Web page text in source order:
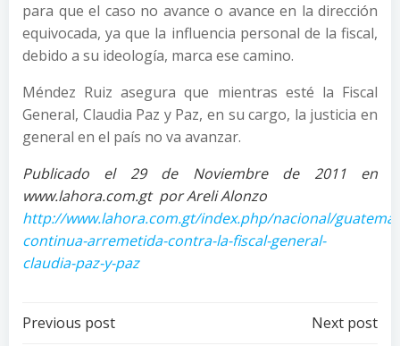
para que el caso no avance o avance en la dirección
equivocada, ya que la influencia personal de la fiscal,
debido a su ideologí­a, marca ese camino.
Méndez Ruiz asegura que mientras esté la Fiscal
General, Claudia Paz y Paz, en su cargo, la justicia en
general en el paí­s no va avanzar.
Publicado el 29 de Noviembre de 2011 en
www.lahora.com.gt por Areli Alonzo
http://www.lahora.com.gt/index.php/nacional/
continua-arremetida-contra-la-fiscal-general-
claudia-paz-y-paz
Post
Previous post Next post